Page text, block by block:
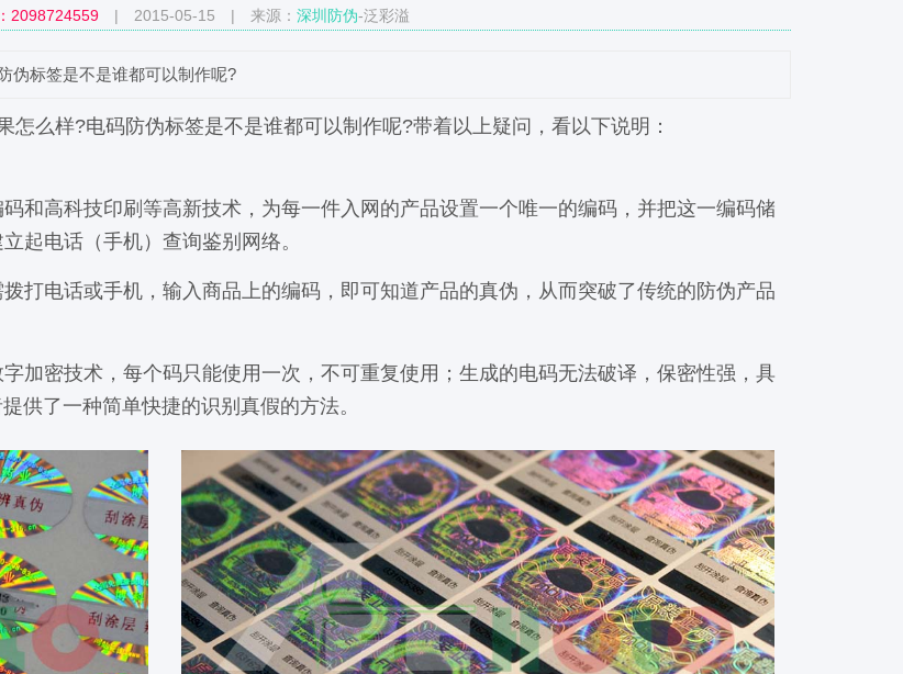
2098724559| 2015-05-15 | 来源： 深圳防伪-泛彩溢
伪标签是不是谁都可以制作呢?
怎么样?电码防伪标签是不是谁都可以制作呢?带着以上疑问，看以下说明：
高科技印刷等高新技术，为每一件入网的产品设置一个唯一的编码，并把这一编码储
起电话（手机）查询鉴别网络。
电话或手机，输入商品上的编码，即可知道产品的真伪，从而突破了传统的防伪产品
密技术，每个码只能使用一次，不可重复使用；生成的电码无法破译，保密性强，具
供了一种简单快捷的识别真假的方法。